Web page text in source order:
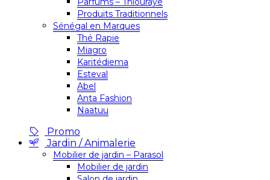
Produits Traditionnels
Sénégal en Marques
Thé Rapie
Miagro
Karitédiema
Esteval
Abel
Anta Fashion
Naatuu
Promo
Jardin / Animalerie
Mobilier de jardin – Parasol
Mobilier de jardin